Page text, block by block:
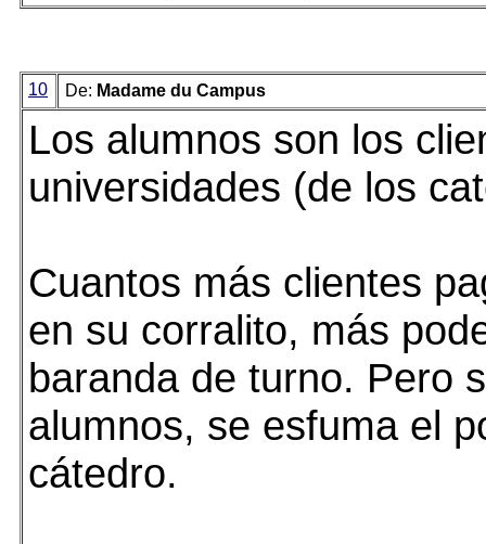
10 De: Madame du Campus
Los alumnos son los
universidades (de los
Cuantos más clientes
en su corralito, más
baranda de turno. Pero
alumnos, se esfuma el
cátedro.